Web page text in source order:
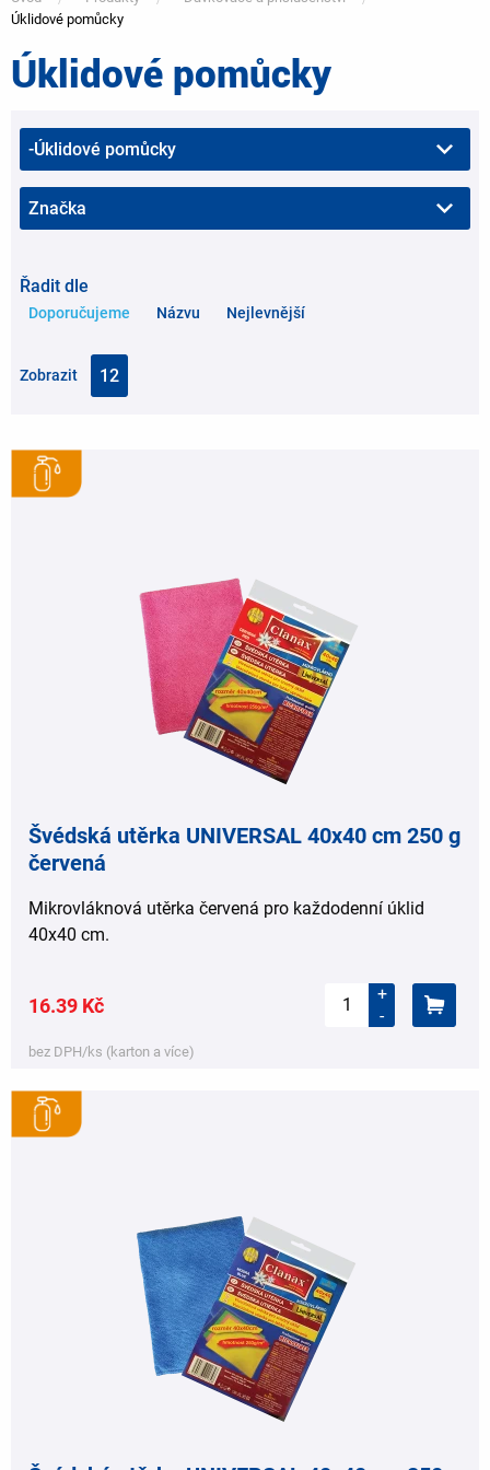
You
are
here
Úklidové pomůcky
Úklidové pomůcky
Řadit dle
Doporučujeme Názvu Nejlevnější
Zobrazit
Švédská utěrka UNIVERSAL 40x40 cm 250 g
červená
Mikrovláknová utěrka červená pro každodenní úklid
40x40 cm.
16.39 Kč
+
-
bez DPH/ks (karton a více)